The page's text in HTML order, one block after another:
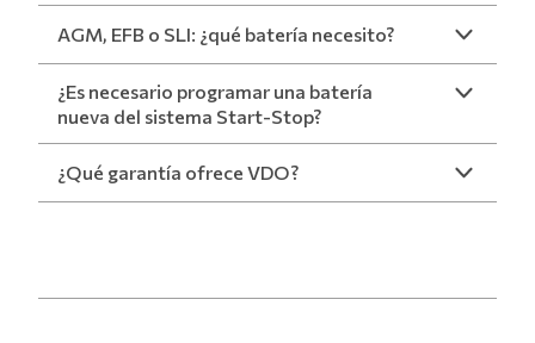
AGM, EFB o SLI: ¿qué batería necesito?
¿Es necesario programar una batería
nueva del sistema Start-Stop?
¿Qué garantía ofrece VDO?